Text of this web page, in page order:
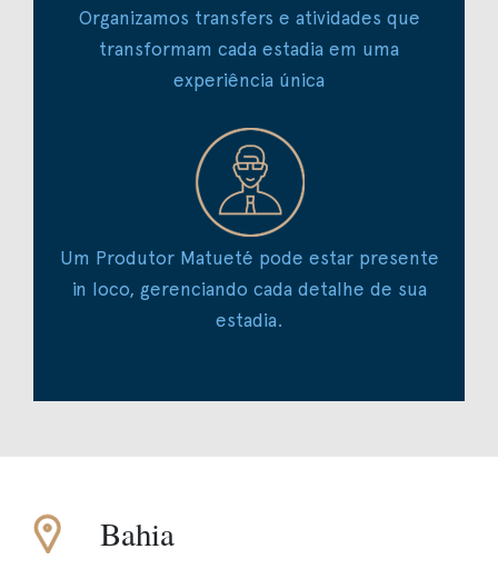
Organizamos transfers e atividades que
transformam cada estadia em uma
experiência única
Um Produtor Matueté pode estar presente
in loco, gerenciando cada detalhe de sua
estadia.
Bahia